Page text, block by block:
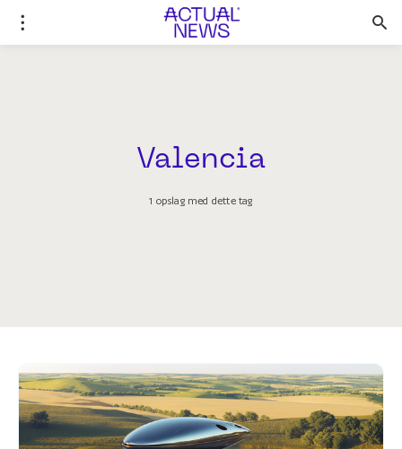
Valencia
1 opslag med dette tag